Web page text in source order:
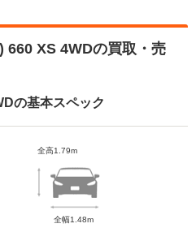
660 XS 4WDの買取・売
の基本スペック
全高1.79m
全幅1.48m